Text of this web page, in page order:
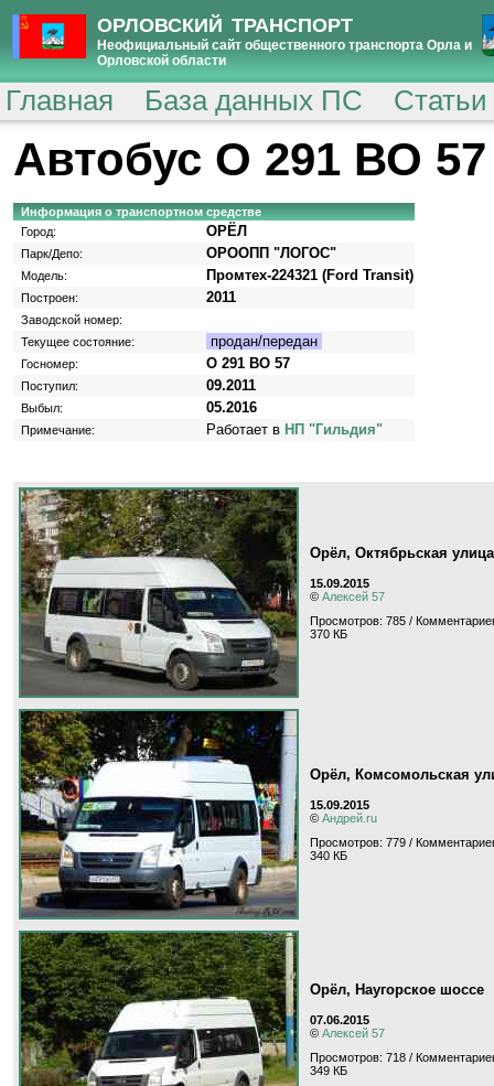
ОРЛОВСКИЙ ТРАНСПОРТ
Неофициальный сайт общественного транспорта Орла и
Орловской области
Главная База данных ПС
Автобус О 291 ВО 57
Информация о транспортном средстве
Город:
ОРЁЛ
Парк/Депо: ОРООПП "ЛОГОС"
Модель: Промтех-224321 (Ford Transit)
Построен: 2011
Заводской номер:
Текущее состояние:
продан/передан
Госномер: О 291 ВО 57
Поступил: 09.2011
Выбыл: 05.2016
Примечание: Работает в НП "Гильдия"
Орёл, Октябрьская улица
15.09.2015
© Алексей 57
Просмотров: 785 /
370 КБ
Орёл, Комсомольская
15.09.2015
© Андрей.ru
Просмотров: 779 /
340 КБ
Орёл, Наугорское шоссе
07.06.2015
© Алексей 57
Просмотров: 718 /
349 КБ